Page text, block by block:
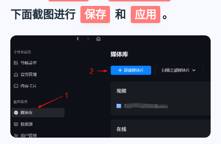
下面截图进行
保存 和 应用 。